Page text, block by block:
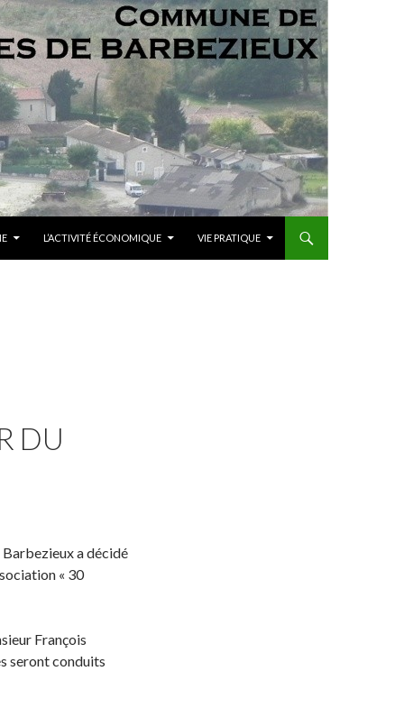
L’ACTIVITÉ ÉCONOMIQUE VIE PRATIQUE
DU
a décidé
« 30
François
seront conduits